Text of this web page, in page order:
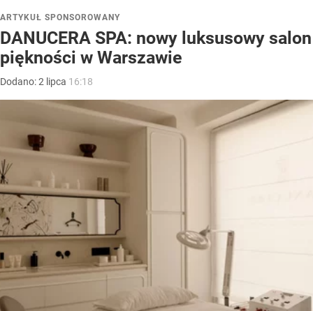
ARTYKUŁ SPONSOROWANY
DANUCERA SPA: nowy luksusowy salon
piękności w Warszawie
Dodano:2 lipca 16:18